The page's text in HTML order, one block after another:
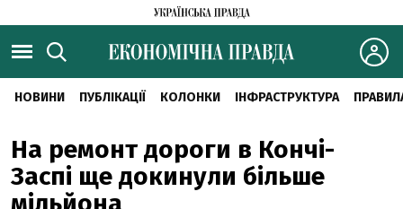
НОВИНИ ПУБЛІКАЦІЇ КОЛОНКИ ІНФРАСТРУКТУРА
На ремонт дороги в Кончі-
Заспі ще докинули більше